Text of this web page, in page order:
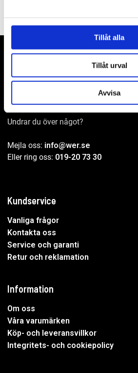
Tillåt alla
Tillåt urval
Avvisa
Adress: Elementvägen 7, 702 27 Örebro
Undrar du över något?
Mejla oss: info@wer.se
Eller ring oss: 019-20 73 30
Kundservice
Vanliga frågor
Kontakta oss
Service och garanti
Retur och reklamation
Information
Om oss
Våra varumärken
Köp- och leveransvillkor
Integritets- och cookiepolicy